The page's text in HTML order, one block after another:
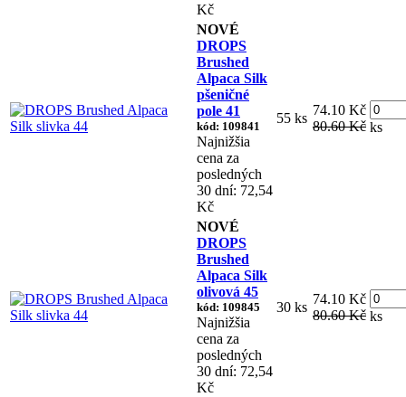
Kč
NOVÉ
DROPS
Brushed
Alpaca Silk
pšeničné
pole 41
kód: 109841
Najnižšia
cena za
posledných
30 dní: 72,54
Kč
55 ks
74.10 Kč
80.60 Kč ks
NOVÉ
DROPS
Brushed
Alpaca Silk
olivová 45
kód: 109845
Najnižšia
cena za
posledných
30 dní: 72,54
Kč
30 ks
74.10 Kč
80.60 Kč ks